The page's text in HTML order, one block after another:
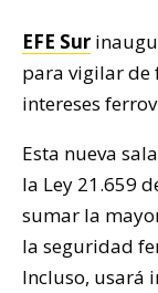
EFE Sur
para vigilar de
intereses
Esta nueva
la Ley 21.659
sumar la
la seguridad
Incluso, usará